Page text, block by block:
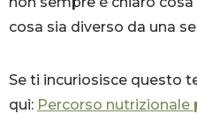
cosa sia diverso da una
Se ti incuriosisce questo
qui: Percorso nutrizionale